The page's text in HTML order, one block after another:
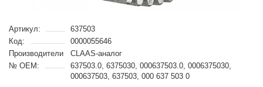
Артикул:
637503
Код:
0000055646
Производители
CLAAS-аналог
№ OEM:
637503.0, 6375030, 000637503.0, 0006375030,
000637503, 637503, 000 637 503 0